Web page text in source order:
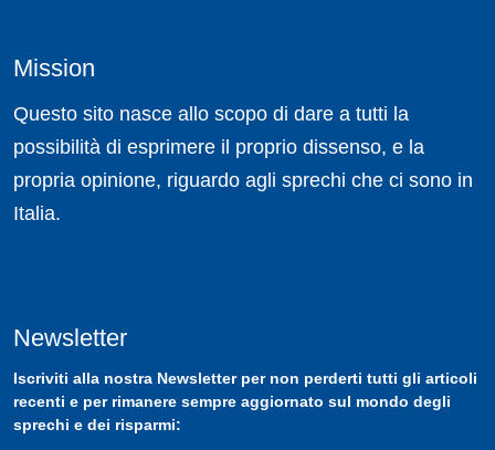
Mission
Questo sito nasce allo scopo di dare a tutti la
possibilità di esprimere il proprio dissenso, e la
propria opinione, riguardo agli sprechi che ci sono in
Italia.
Newsletter
Iscriviti alla nostra Newsletterper non perderti tutti gli articoli
recenti e per rimanere sempre aggiornato sul mondo degli
sprechi e dei risparmi: